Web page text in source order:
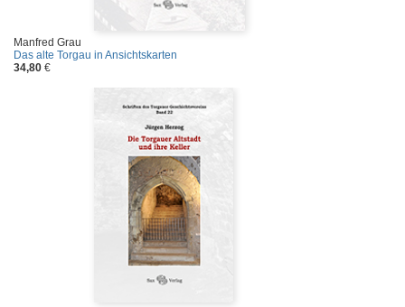
Manfred Grau
Das alte Torgau in Ansichtskarten
34,80 €